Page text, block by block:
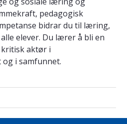
pedagogisk
bidrar du til læring,
elever. Du lærer å bli en
aktør i
i samfunnet.